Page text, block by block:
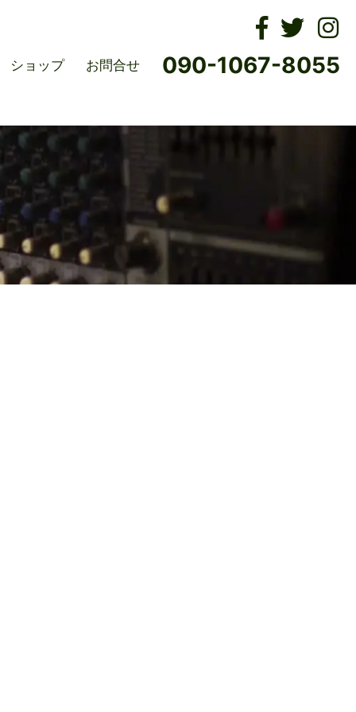
ショップ お問合せ 090-1067-8055